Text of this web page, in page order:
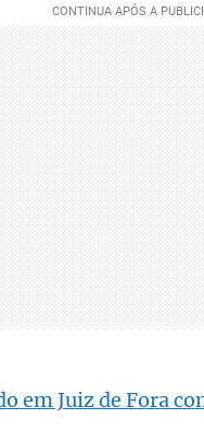
em Juiz de Fora